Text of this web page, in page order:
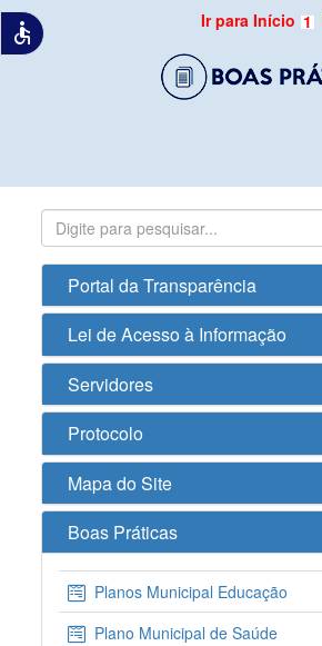
accessible Ir para Início 1
Portal da Transparência
Lei de Acesso à Informação
Servidores
Protocolo
Mapa do Site
Boas Práticas
Planos Municipal Educação
Plano Municipal de Saúde